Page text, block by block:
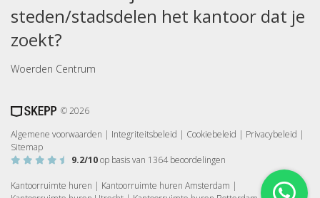
steden/stadsdelen het kantoor dat je
zoekt?
Woerden Centrum
© 2026
Algemene voorwaarden | Integriteitsbeleid | Cookiebeleid | Privacybeleid |
Sitemap
9.2/10op basis van 1364beoordelingen
Kantoorruimte huren | Kantoorruimte huren Amsterdam |